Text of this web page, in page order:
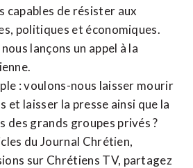
capables de résister aux
politiques et économiques.
lançons un appel à la
: voulons-nous laisser mourir
et laisser la presse ainsi que la
des grands groupes privés ?
du Journal Chrétien,
sur Chrétiens TV, partagez